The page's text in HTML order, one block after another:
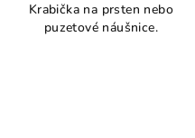
Krabička na prsten nebo
puzetové náušnice.